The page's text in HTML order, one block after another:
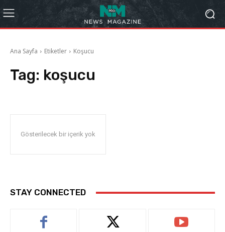
Ana Sayfa Etiketler Koşucu
Tag: koşucu
Gösterilecek bir içerik yok
STAY CONNECTED